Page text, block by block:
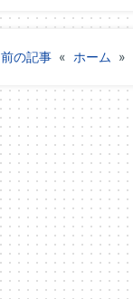
前の記事 « ホーム »